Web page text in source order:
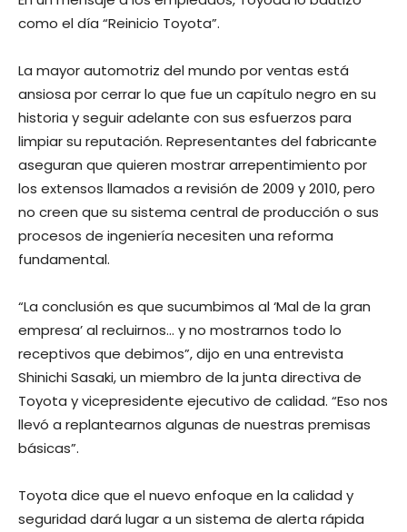
como el día “Reinicio Toyota”.
La mayor automotriz del mundo por ventas está
ansiosa por cerrar lo que fue un capítulo negro en su
historia y seguir adelante con sus esfuerzos para
limpiar su reputación. Representantes del fabricante
aseguran que quieren mostrar arrepentimiento por
los extensos llamados a revisión de 2009 y 2010, pero
no creen que su sistema central de producción o sus
procesos de ingeniería necesiten una reforma
fundamental.
“La conclusión es que sucumbimos al ‘Mal de la gran
empresa’ al recluirnos… y no mostrarnos todo lo
receptivos que debimos”, dijo en una entrevista
Shinichi Sasaki, un miembro de la junta directiva de
Toyota y vicepresidente ejecutivo de calidad. “Eso nos
llevó a replantearnos algunas de nuestras premisas
básicas”.
Toyota dice que el nuevo enfoque en la calidad y
seguridad dará lugar a un sistema de alerta rápida